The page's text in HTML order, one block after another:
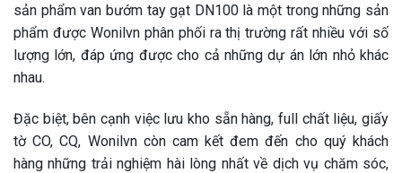
sản phẩm van bướm tay gạt DN100 là một trong những sản
phẩm được Wonilvn phân phối ra thị trường rất nhiều với số
lượng lớn, đáp ứng được cho cả những dự án lớn nhỏ khác
nhau.
Đặc biệt, bên cạnh việc lưu kho sẵn hàng, full chất liệu, giấy
tờ CO, CQ, Wonilvn còn cam kết đem đến cho quý khách
hàng những trải nghiệm hài lòng nhất về dịch vụ chăm sóc,